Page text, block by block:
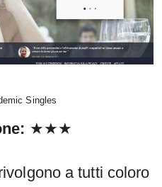
Singles
: ★★★
a tutti coloro